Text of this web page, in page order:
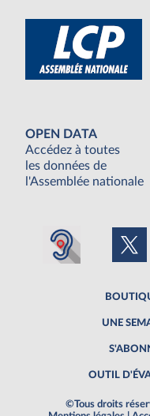
OPEN DATA
Accédez à toutes
les données de
l'Assemblée nationale
UNE
OUTIL
©Tous droits